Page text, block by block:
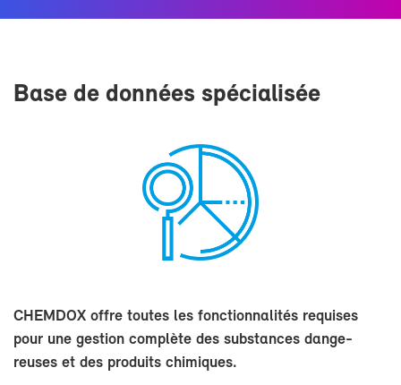
Base de don­nées spé­cia­li­sée
CHEM­DOX offre toutes les fonc­tion­na­li­tés re­quises
pour une ges­tion com­plète des sub­stances dan­ge­
reuses et des pro­duits chi­miques.